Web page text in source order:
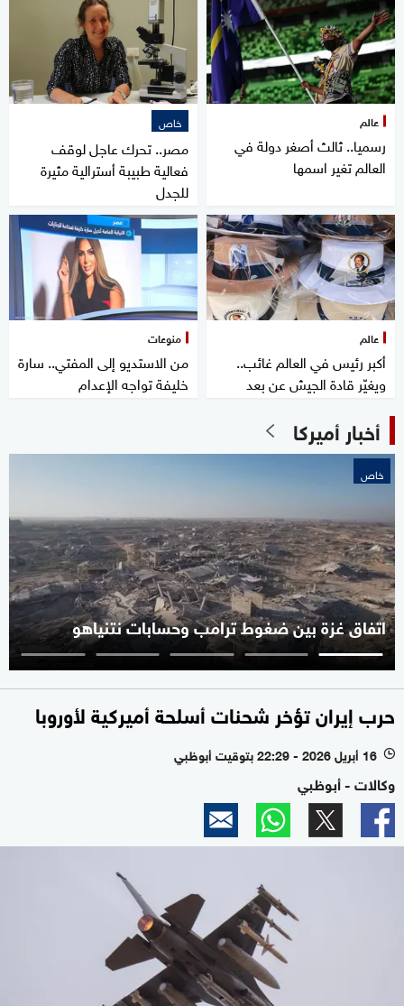
عالم
رسميا.. ثالث أصغر دولة في
العالم تغير اسمها
خاص
مصر.. تحرك عاجل لوقف
فعالية طبيبة أسترالية مثيرة
للجدل
عالم
أكبر رئيس في العالم غائب..
ويغيّر قادة الجيش عن بعد
منوعات
من الاستديو إلى المفتي.. سارة
خليفة تواجه الإعدام
أخبار أميركا
خاص
اتفاق غزة بين ضغوط ترامب وحسابات نتنياهو
حرب إيران تؤخر شحنات أسلحة أميركية لأوروبا
l 16 أبريل 2026 - 22:29 بتوقيت أبوظبي
وكالات - أبوظبي